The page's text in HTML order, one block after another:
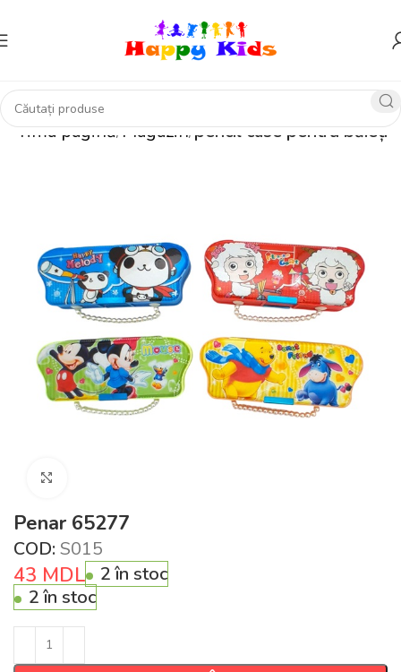
Prima pagină Magazin pencil case pentru băieți
Penar 65277
COD: S015
43 MDL
2 în stoc
2 în stoc